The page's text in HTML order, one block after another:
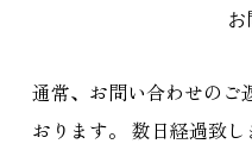
お
通常、お問い合わせのご
おります。 数日経過致